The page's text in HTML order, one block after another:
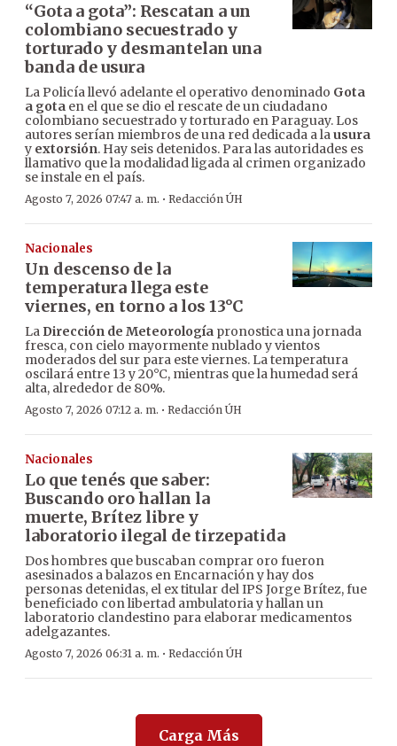
“Gota a gota”: Rescatan a un
colombiano secuestrado y
torturado y desmantelan una
banda de usura
La Policía llevó adelante el operativo denominado Gota
a gota en el que se dio el rescate de un ciudadano
colombiano secuestrado y torturado en Paraguay. Los
autores serían miembros de una red dedicada a lausura
y extorsión. Hay seis detenidos. Para las autoridades es
llamativo que la modalidad ligada al crimen organizado
se instale en el país.
Agosto 7, 2026 07:47 a. m. · Redacción ÚH
Nacionales
Un descenso de la
temperatura llega este
viernes, en torno a los 13°C
La Dirección de Meteorología pronostica una jornada
fresca, con cielo mayormente nublado y vientos
moderados del sur para este viernes. La temperatura
oscilará entre 13 y 20°C, mientras que la humedad será
alta, alrededor de 80%.
Agosto 7, 2026 07:12 a. m. · Redacción ÚH
Nacionales
Lo que tenés que saber:
Buscando oro hallan la
muerte, Brítez libre y
laboratorio ilegal de tirzepatida
Dos hombres que buscaban comprar oro fueron
asesinados a balazos en Encarnación y hay dos
personas detenidas, el ex titular del IPS Jorge Brítez, fue
beneficiado con libertad ambulatoria y hallan un
laboratorio clandestino para elaborar medicamentos
adelgazantes.
Agosto 7, 2026 06:31 a. m. · Redacción ÚH
Carga Más